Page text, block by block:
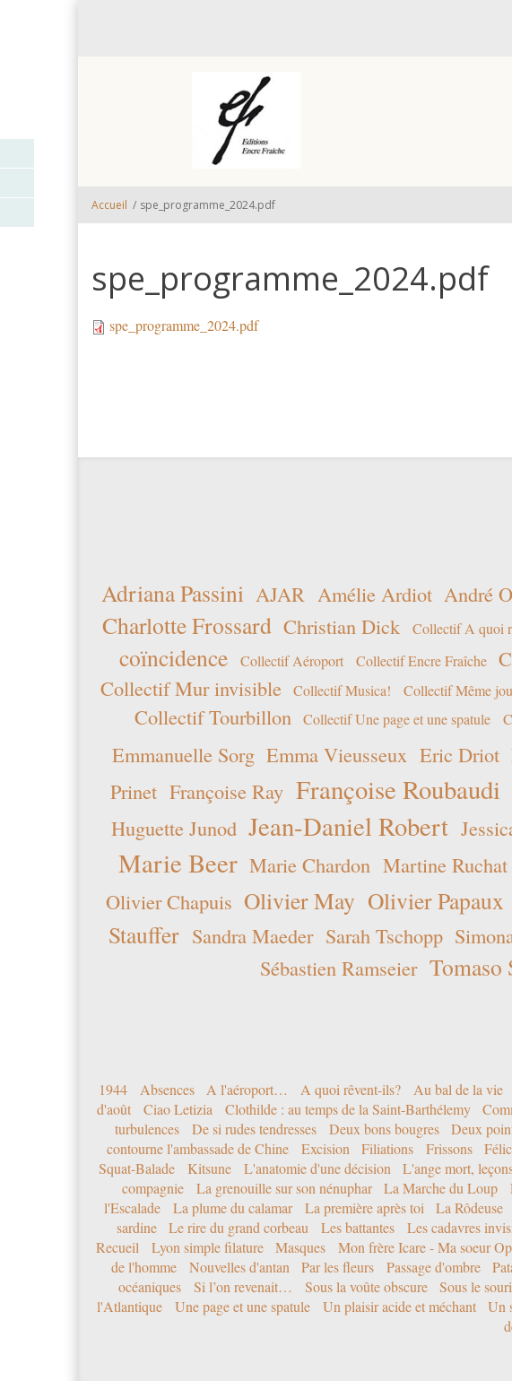
Accueil / spe_programme_2024.pdf
spe_programme_2024.pdf
spe_programme_2024.pdf
Adriana Passini AJAR Amélie Ardiot André
Charlotte Frossard Christian Dick Collectif A quoi
coïncidence
Collectif Aéroport Collectif Encre Fraîche
Collectif Mur invisible Collectif Musica! Collectif Même
Collectif Tourbillon
Collectif Une page et une spatule
Emmanuelle Sorg Emma Vieusseux Eric Driot
Prinet Françoise Ray Françoise Roubaudi
Huguette Junod Jean-Daniel Robert
Marie Beer Marie Chardon Martine Ruchat
Olivier Chapuis Olivier May Olivier Papaux
Stauffer Sandra Maeder Sarah Tschopp
Sébastien Ramseier Tomaso
1944 Absences A l'aéroport… A quoi rêvent-ils? Au bal de la vie
d'août
Ciao Letizia Clothilde : au temps de la Saint-Barthélemy
turbulences
De si rudes tendresses Deux bons bougres Deux
contourne l'ambassade de Chine
Excision Filiations Frissons
Squat-Balade
Kitsune L'anatomie d'une décision L'ange mort,
compagnie
La grenouille sur son nénuphar La Marche du Loup
l'Escalade
La plume du calamar La première après toi La Rôdeuse
sardine
Le rire du grand corbeau Les battantes Les cadavres
Recueil
Lyon simple filature Masques Mon frère Icare - Ma soeur
de l'homme
Nouvelles d'antan Par les fleurs Passage d'ombre
océaniques
Si l’on revenait… Sous la voûte obscure Sous le
l'Atlantique
Une page et une spatule Un plaisir acide et méchant Un